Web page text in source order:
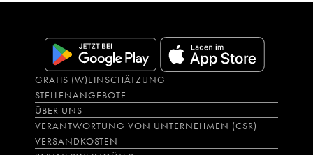
GRATIS (W)EINSCHÄTZUNG
STELLENANGEBOTE
ÜBER UNS
VERANTWORTUNG VON UNTERNEHMEN (CSR)
VERSANDKOSTEN